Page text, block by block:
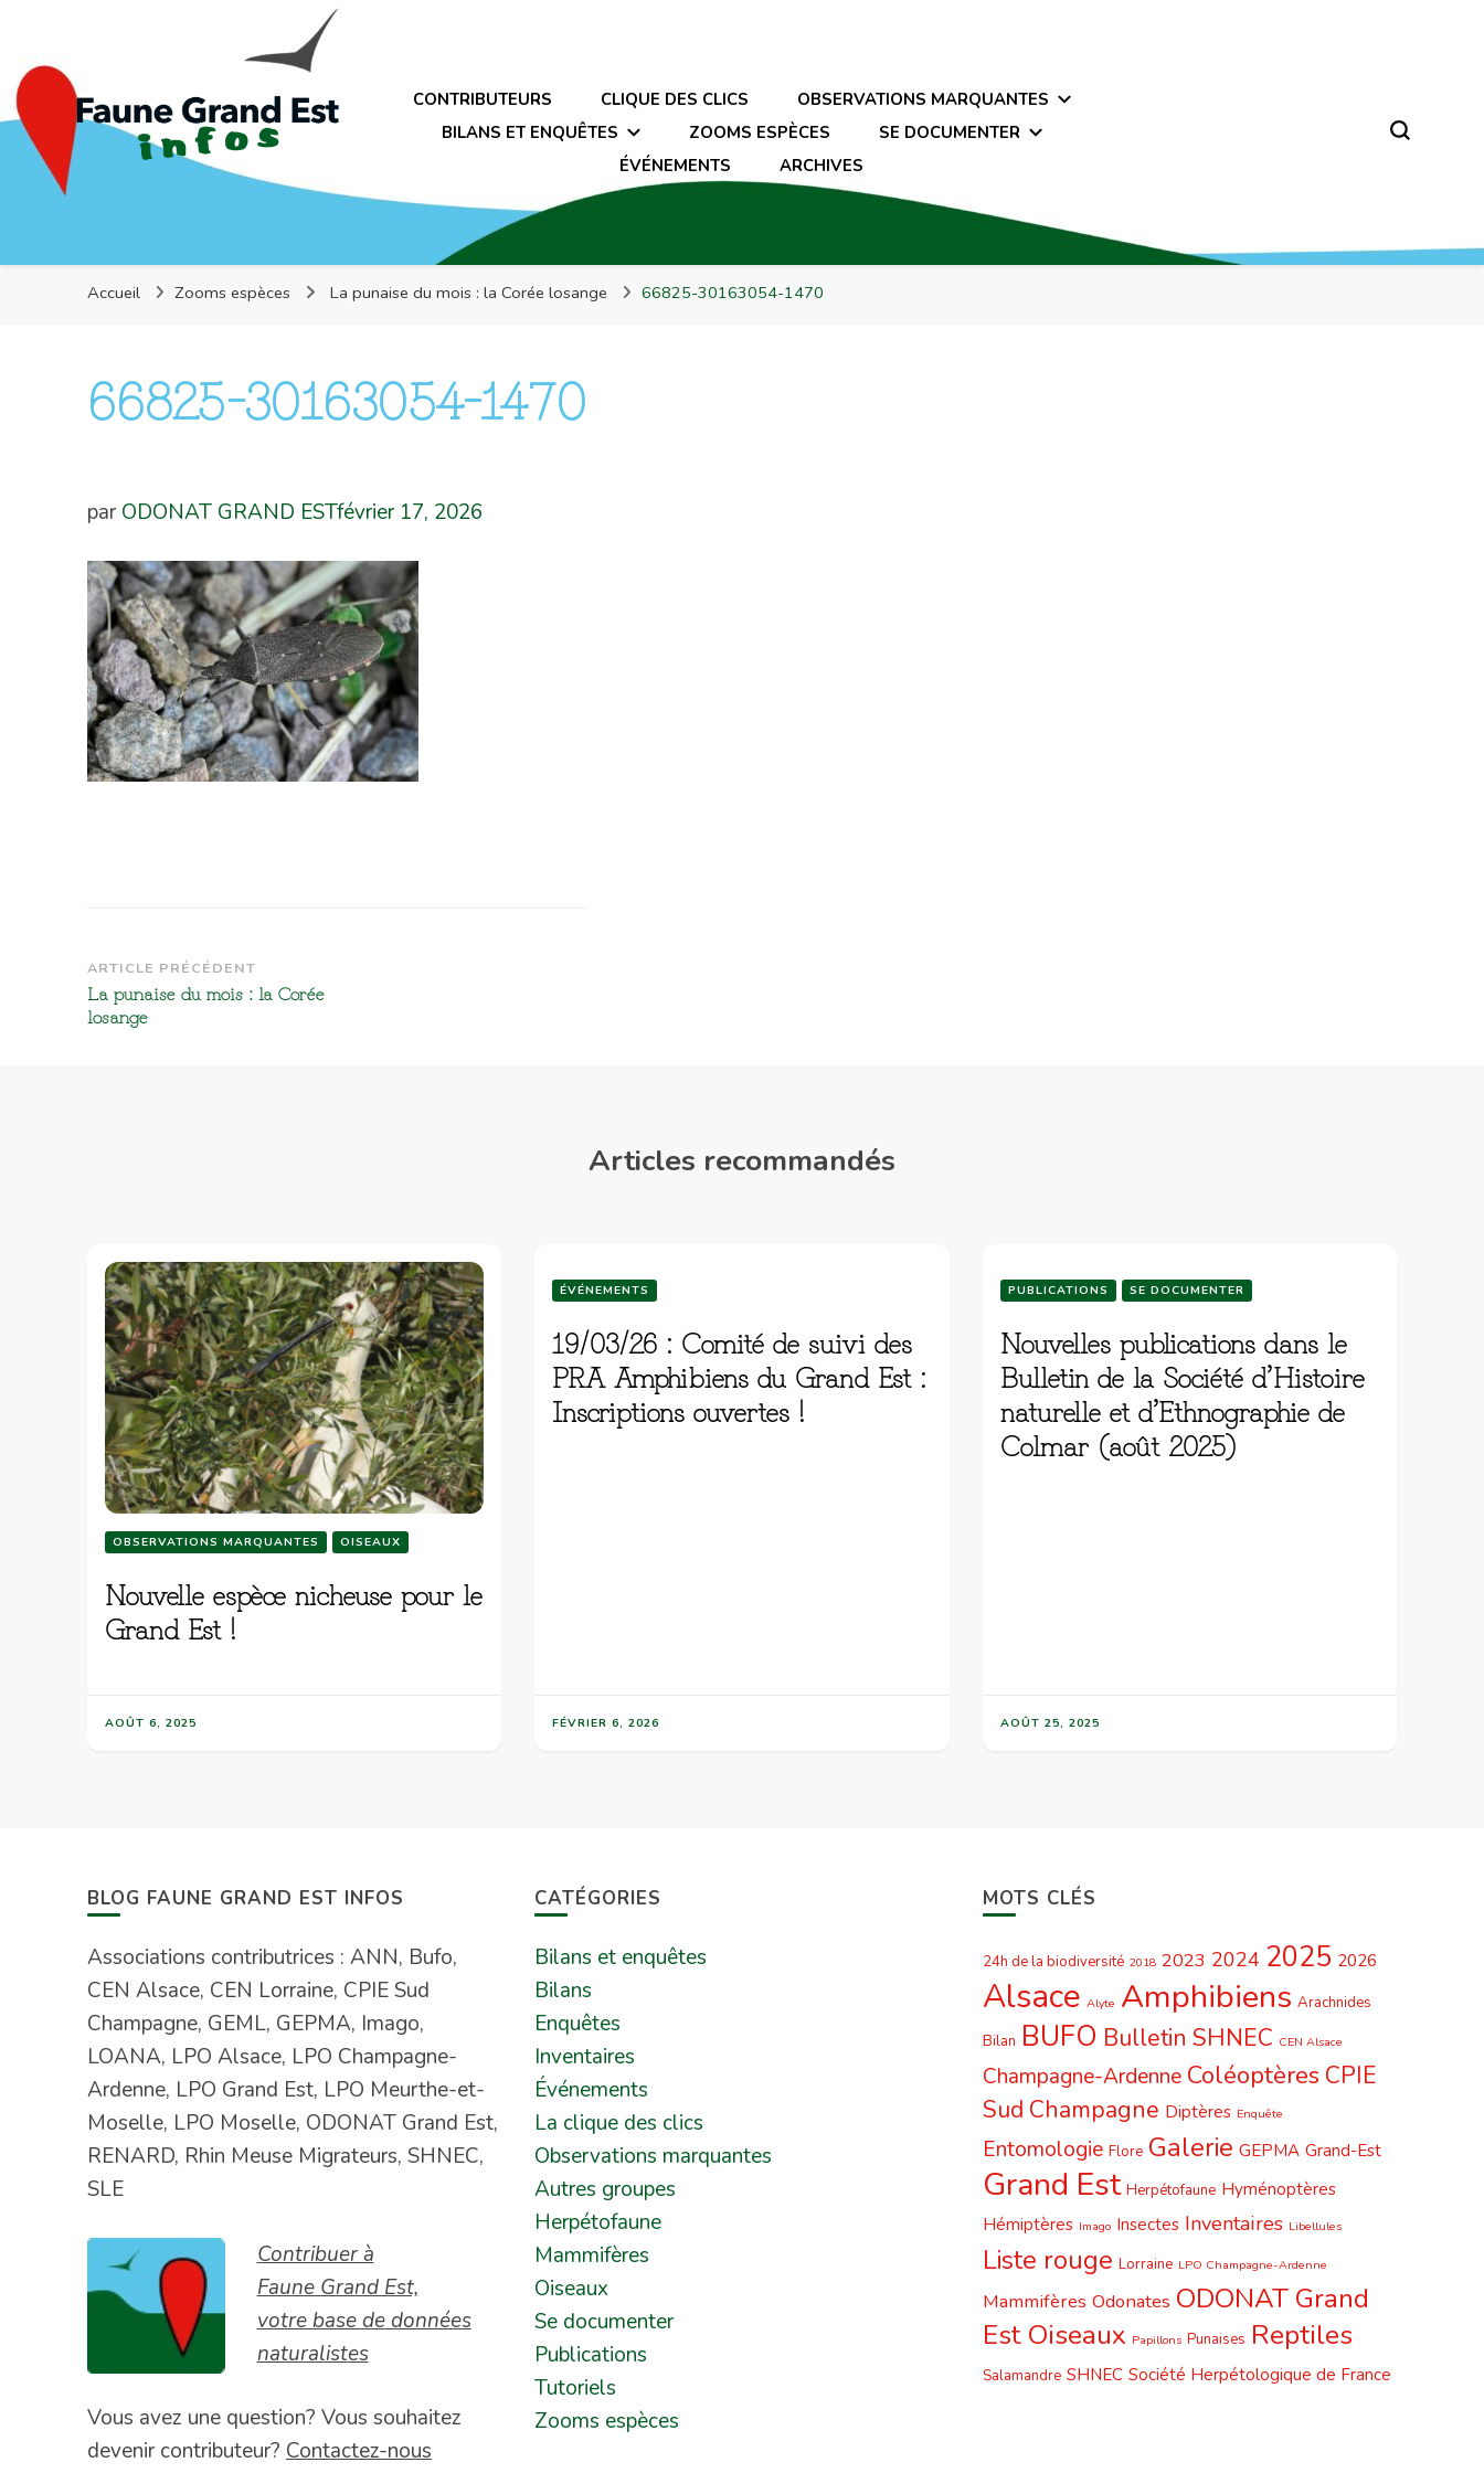
Faune Grand Est Infos
CONTRIBUTEURS CLIQUE DES CLICS
OBSERVATIONS MARQUANTES
BILANS ET ENQUÊTES
ZOOMS ESPÈCES
SE DOCUMENTER
ÉVÉNEMENTS
ARCHIVES
Accueil Zooms espèces La punaise du mois : la Corée losange 66825-30163054-1470
66825-30163054-1470
parODONAT GRAND ESTfévrier 17, 2026
Navigation
d’article
ARTICLE PRÉCÉDENT
La punaise du mois : la Corée
losange
Articles recommandés
OBSERVATIONS MARQUANTES OISEAUX
Nouvelle espèce nicheuse pour le
Grand Est !
AOÛT 6, 2025
ÉVÉNEMENTS
19/03/26 : Comité de suivi des
PRA Amphibiens du Grand Est :
Inscriptions ouvertes !
FÉVRIER 6, 2026
PUBLICATIONS SE DOCUMENTER
Nouvelles publications dans le
Bulletin de la Société d’Histoire
naturelle et d’Ethnographie de
Colmar (août 2025)
AOÛT 25, 2025
BLOG FAUNE GRAND EST INFOS
Associations contributrices : ANN, Bufo,
CEN Alsace, CEN Lorraine, CPIE Sud
Champagne, GEML, GEPMA, Imago,
LOANA, LPO Alsace, LPO Champagne-
Ardenne, LPO Grand Est, LPO Meurthe-et-
Moselle, LPO Moselle, ODONAT Grand Est,
RENARD, Rhin Meuse Migrateurs, SHNEC,
SLE
Contribuer à
Faune Grand Est,
votre base de données
naturalistes
Vous avez une question? Vous souhaitez
devenir contributeur? Contactez-nous
CATÉGORIES
Bilans et enquêtes
Bilans
Enquêtes
Inventaires
Événements
La clique des clics
Observations marquantes
Autres groupes
Herpétofaune
Mammifères
Oiseaux
Se documenter
Publications
Tutoriels
Zooms espèces
MOTS CLÉS
24h de la biodiversité 2018 2023 2024 2025 2026
Alsace Alyte Amphibiens Arachnides
Bilan BUFO Bulletin SHNEC CEN Alsace
Champagne-Ardenne Coléoptères CPIE
Sud Champagne Diptères Enquête
Entomologie Flore Galerie GEPMA Grand-Est
Grand Est Herpétofaune Hyménoptères
Hémiptères Imago Insectes Inventaires Libellules
Liste rouge Lorraine LPO Champagne-Ardenne
Mammifères Odonates ODONAT Grand
Est Oiseaux Papillons Punaises Reptiles
Salamandre SHNEC Société Herpétologique de France